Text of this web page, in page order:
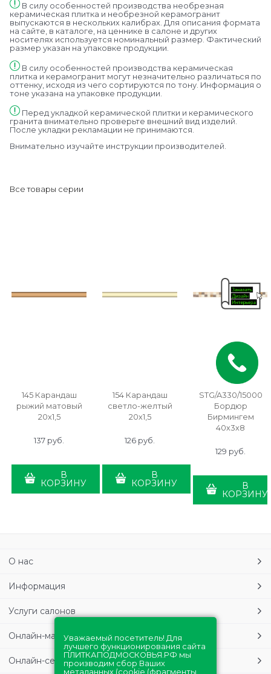
В силу особенностей производства необрезная
керамическая плитка и необрезной керамогранит
выпускаются в нескольких калибрах. Для описания формата
на сайте, в каталоге, на ценнике в салоне и других
носителях используется номинальный размер. Фактический
размер указан на упаковке продукции.
В силу особенностей производства керамическая
плитка и керамогранит могут незначительно различаться по
оттенку, исходя из чего сортируются по тону. Информация о
тоне указана на упаковке продукции.
Перед укладкой керамической плитки и керамического
гранита внимательно проверьте внешний вид изделий.
После укладки рекламации не принимаются.
Внимательно изучайте инструкции производителей.
Все товары серии
145 Карандаш
рыжий матовый
20х1,5
137 руб.
В
КОРЗИНУ
154 Карандаш
светло-желтый
20х1,5
126 руб.
В
КОРЗИНУ
STG/A330/15000
Бордюр
Бирмингем
40х3х8
129 руб.
В
КОРЗИНУ
О нас
Информация
Услуги салонов
Онлайн-магазин
Онлайн-сервисы
Уважаемый посетитель! Для
лучшего функционирования сайта
ПЛИТКАПОДМОСКОВЬЯ.РФ мы
производим сбор Ваших
метаданных (cookie (фрагменты